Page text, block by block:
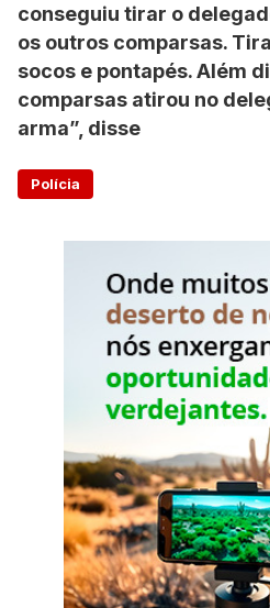
conseguiu tirar o
os outros comparsas.
socos e pontapés. Além
comparsas atirou no
arma”, disse
Polícia